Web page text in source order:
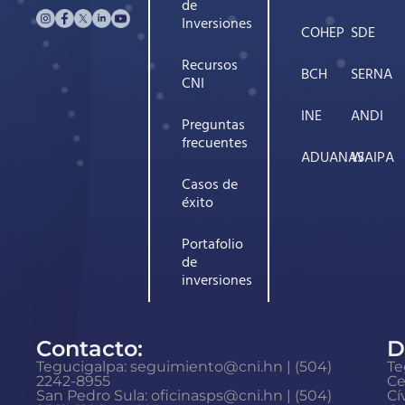
de
Inversiones
Recursos
CNI
Preguntas
frecuentes
Casos de
éxito
Portafolio
de
inversiones
COHEP
BCH
INE
ADUANAS
SDE
SERNA
ANDI
WAIPA
Contacto:
Tegucigalpa: seguimiento@cni.hn | (504)
2242-8955
San Pedro Sula: oficinasps@cni.hn | (504)